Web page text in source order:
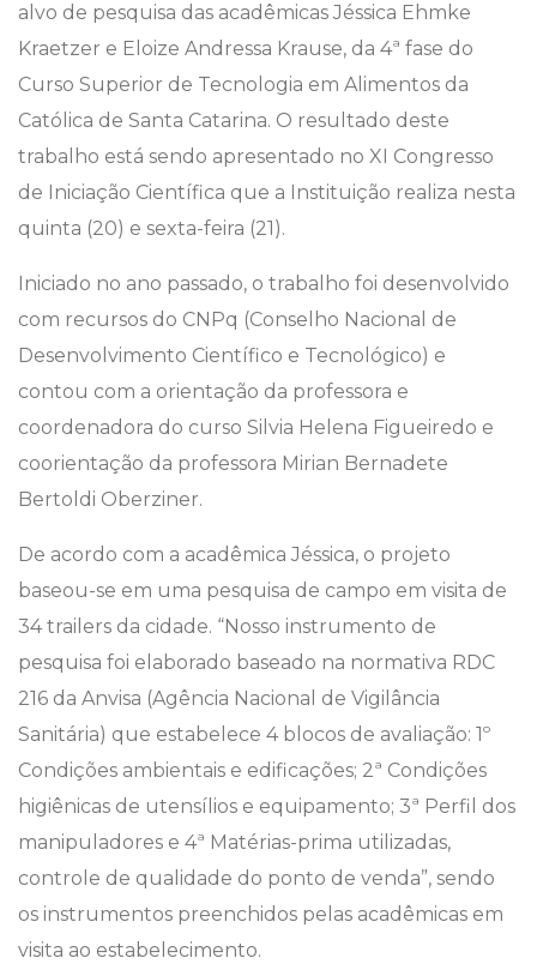
alvo de pesquisa das acadêmicas Jéssica Ehmke
Kraetzer e Eloize Andressa Krause, da 4ª fase do
Curso Superior de Tecnologia em Alimentos da
Católica de Santa Catarina. O resultado deste
trabalho está sendo apresentado no XI Congresso
de Iniciação Científica que a Instituição realiza nesta
quinta (20) e sexta-feira (21).
Iniciado no ano passado, o trabalho foi desenvolvido
com recursos do CNPq (Conselho Nacional de
Desenvolvimento Científico e Tecnológico) e
contou com a orientação da professora e
coordenadora do curso Silvia Helena Figueiredo e
coorientação da professora Mirian Bernadete
Bertoldi Oberziner.
De acordo com a acadêmica Jéssica, o projeto
baseou-se em uma pesquisa de campo em visita de
34 trailers da cidade. “Nosso instrumento de
pesquisa foi elaborado baseado na normativa RDC
216 da Anvisa (Agência Nacional de Vigilância
Sanitária) que estabelece 4 blocos de avaliação: 1º
Condições ambientais e edificações; 2ª Condições
higiênicas de utensílios e equipamento; 3ª Perfil dos
manipuladores e 4ª Matérias-prima utilizadas,
controle de qualidade do ponto de venda”, sendo
os instrumentos preenchidos pelas acadêmicas em
visita ao estabelecimento.